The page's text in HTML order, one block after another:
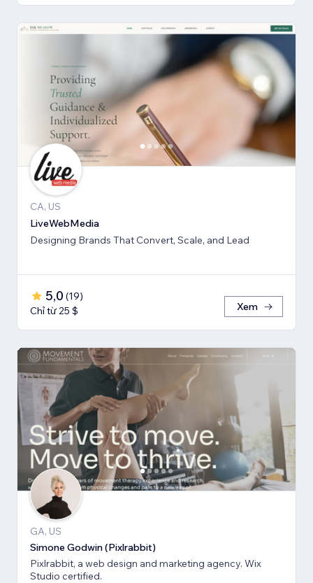
CA, US
LiveWebMedia
Designing Brands That Convert, Scale, and Lead
5,0 (19)
Chỉ từ 25 $
Xem
GA, US
Simone Godwin (Pixlrabbit)
Pixlrabbit, a web design and marketing agency. Wix
Studio certified.